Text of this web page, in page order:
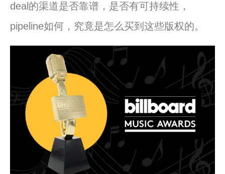
deal的渠道是否靠谱，是否有可持续性，
pipeline如何，究竟是怎么买到 这些版权的。